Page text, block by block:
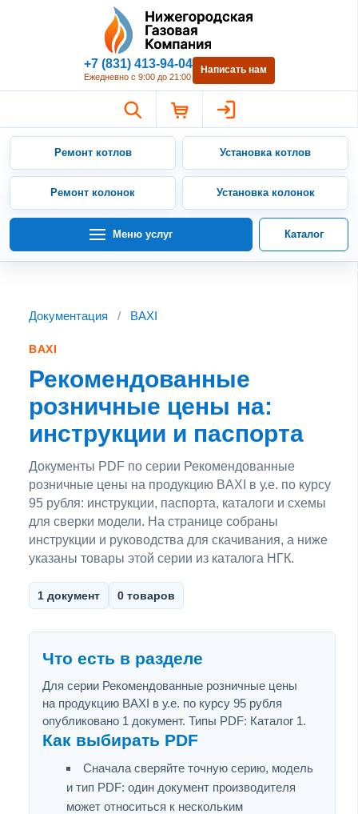
Нижегородская Газовая
+7 (831) 413-94-04
Ежедневно с 9:00 до 21:00
Написать нам
Ремонт котлов Установка котлов
Ремонт колонок Установка колонок
Меню услуг Каталог
Документация / BAXI
BAXI
Рекомендованные
розничные цены на:
инструкции и паспорта
Документы PDF по серии Рекомендованные
розничные цены на продукцию BAXI в у.е. по курсу
95 рубля: инструкции, паспорта, каталоги и схемы
для сверки модели. На странице собраны
инструкции и руководства для скачивания, а ниже
указаны товары этой серии из каталога НГК.
1 документ 0 товаров
Что есть в разделе
Для серии Рекомендованные розничные цены
на продукцию BAXI в у.е. по курсу 95 рубля
опубликовано 1 документ. Типы PDF: Каталог 1.
Как выбирать PDF
Сначала сверяйте точную серию, модель
и тип PDF: один документ производителя
может относиться к нескольким